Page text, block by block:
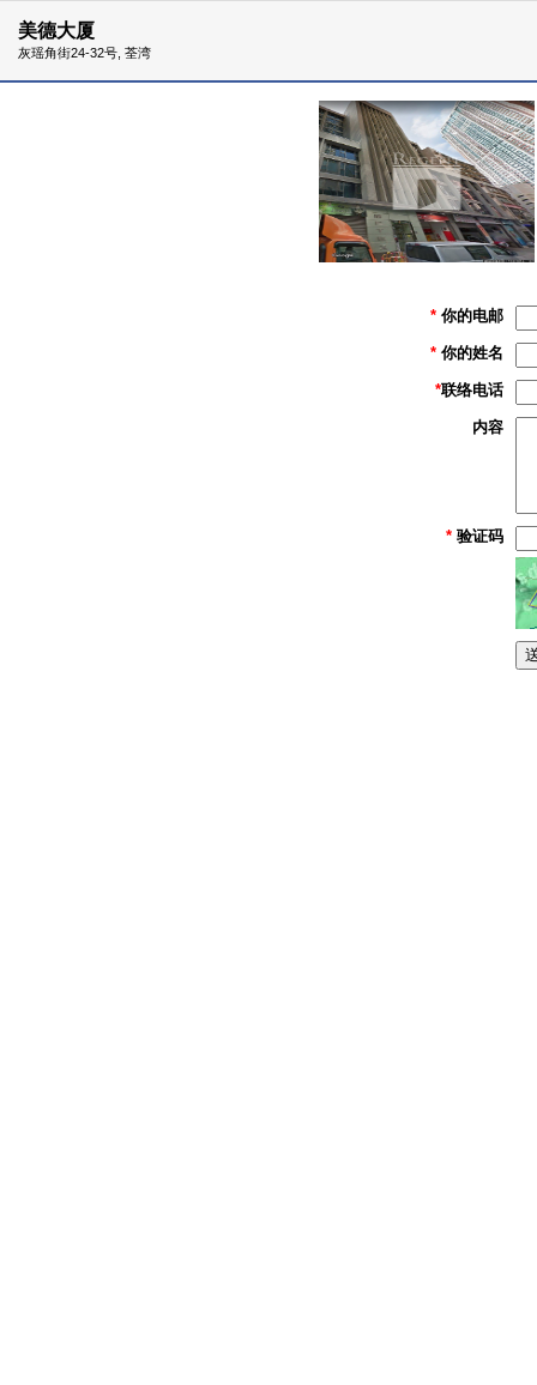
美德大厦
灰瑶角街24-32号, 荃湾
* 你的电邮
* 你的姓名
*联络电话
内容
* 验证码